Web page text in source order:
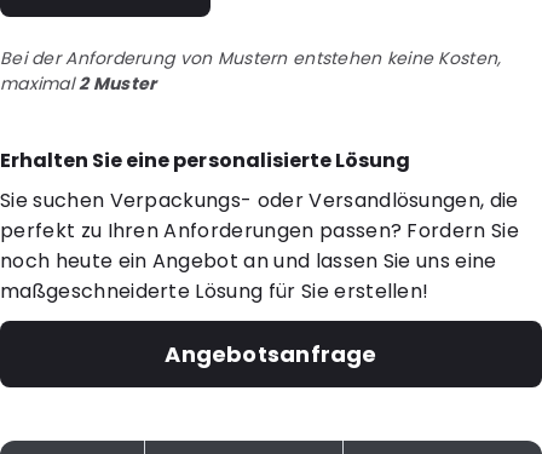
Bei der Anforderung von Mustern entstehen keine Kosten,
maximal2 Muster
Erhalten Sie eine personalisierte Lösung
Sie suchen Verpackungs- oder Versandlösungen, die
perfekt zu Ihren Anforderungen passen? Fordern Sie
noch heute ein Angebot an und lassen Sie uns eine
maßgeschneiderte Lösung für Sie erstellen!
Angebotsanfrage